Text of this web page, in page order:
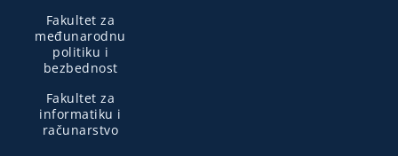
Fakultet za
međunarodnu
politiku i
bezbednost
Fakultet za
informatiku i
računarstvo